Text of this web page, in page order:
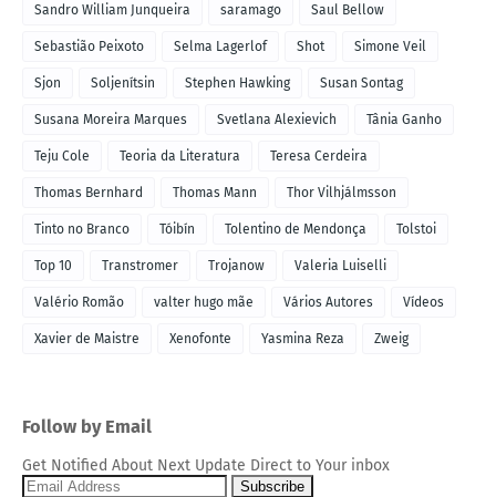
Sandro William Junqueira saramago Saul Bellow
Sebastião Peixoto Selma Lagerlof Shot Simone Veil
Sjon Soljenítsin Stephen Hawking Susan Sontag
Susana Moreira Marques Svetlana Alexievich Tânia Ganho
Teju Cole Teoria da Literatura Teresa Cerdeira
Thomas Bernhard Thomas Mann Thor Vilhjálmsson
Tinto no Branco Tóibín Tolentino de Mendonça Tolstoi
Top 10 Transtromer Trojanow Valeria Luiselli
Valério Romão valter hugo mãe Vários Autores Vídeos
Xavier de Maistre Xenofonte Yasmina Reza Zweig
Follow by Email
Get Notified About Next Update Direct to Your inbox